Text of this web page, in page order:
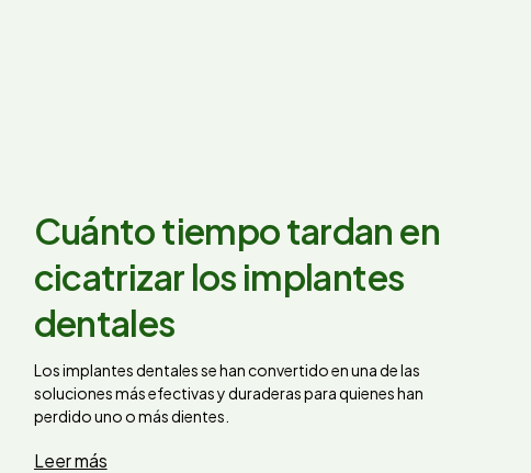
Cuánto tiempo tardan en
cicatrizar los implantes
dentales
Los implantes dentales se han convertido en una de las
soluciones más efectivas y duraderas para quienes han
perdido uno o más dientes.
Leer más